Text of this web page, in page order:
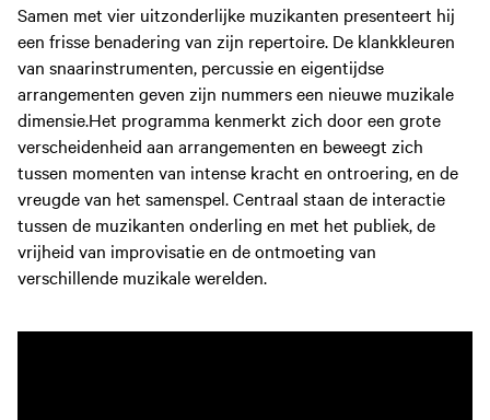
Samen met vier uitzonderlijke muzikanten presenteert hij
een frisse benadering van zijn repertoire. De klankkleuren
van snaarinstrumenten, percussie en eigentijdse
arrangementen geven zijn nummers een nieuwe muzikale
dimensie.Het programma kenmerkt zich door een grote
verscheidenheid aan arrangementen en beweegt zich
tussen momenten van intense kracht en ontroering, en de
vreugde van het samenspel. Centraal staan de interactie
tussen de muzikanten onderling en met het publiek, de
vrijheid van improvisatie en de ontmoeting van
verschillende muzikale werelden.